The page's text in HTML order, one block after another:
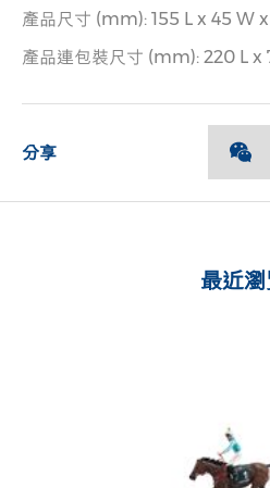
產品尺寸 (mm): 155 L x 45 W
產品連包裝尺寸 (mm): 220 L x
分享
最近